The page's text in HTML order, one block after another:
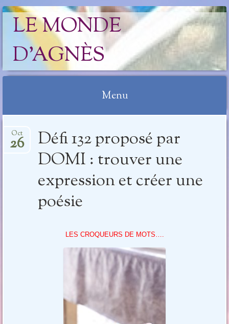
LE MONDE
D'AGNÈS
Menu
au
Défi 132 proposé par
DOMI : trouver une
expression et créer une
poésie
Oct
26
LES CROQUEURS DE MOTS….